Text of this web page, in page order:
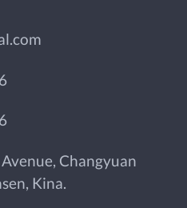
Changyuan
Kina.